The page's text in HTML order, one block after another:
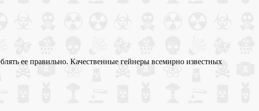
ее правильно. Качественные гейнеры всемирно известных